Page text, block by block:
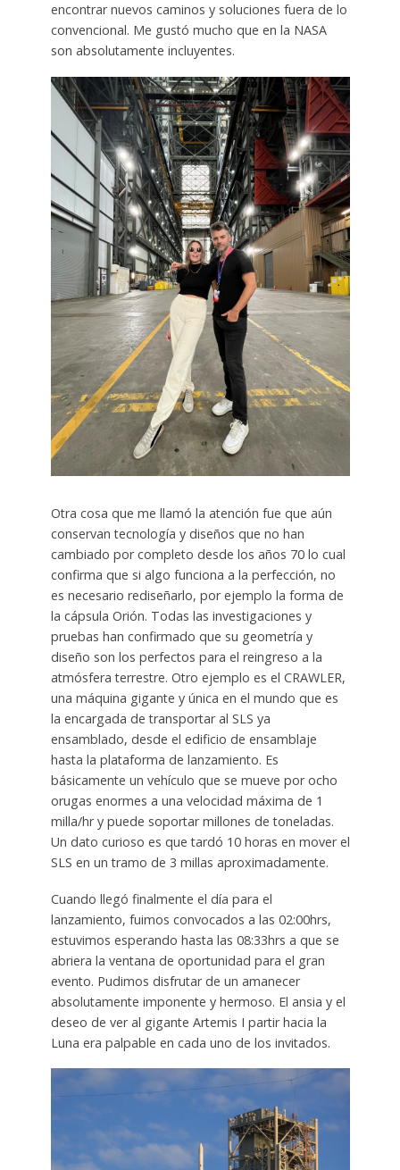
encontrar nuevos caminos y soluciones fuera de lo
convencional. Me gustó mucho que en la NASA
son absolutamente incluyentes.
Otra cosa que me llamó la atención fue que aún
conservan tecnología y diseños que no han
cambiado por completo desde los años 70 lo cual
confirma que si algo funciona a la perfección, no
es necesario rediseñarlo, por ejemplo la forma de
la cápsula Orión. Todas las investigaciones y
pruebas han confirmado que su geometría y
diseño son los perfectos para el reingreso a la
atmósfera terrestre. Otro ejemplo es el CRAWLER,
una máquina gigante y única en el mundo que es
la encargada de transportar al SLS ya
ensamblado, desde el edificio de ensamblaje
hasta la plataforma de lanzamiento. Es
básicamente un vehículo que se mueve por ocho
orugas enormes a una velocidad máxima de 1
milla/hr y puede soportar millones de toneladas.
Un dato curioso es que tardó 10 horas en mover el
SLS en un tramo de 3 millas aproximadamente.
Cuando llegó finalmente el día para el
lanzamiento, fuimos convocados a las 02:00hrs,
estuvimos esperando hasta las 08:33hrs a que se
abriera la ventana de oportunidad para el gran
evento. Pudimos disfrutar de un amanecer
absolutamente imponente y hermoso. El ansia y el
deseo de ver al gigante Artemis I partir hacia la
Luna era palpable en cada uno de los invitados.